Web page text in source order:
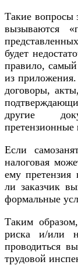
Такие вопросы
вызываются
будет
правило,
из приложения.
договоры,
другие
претензионные
Если
налоговая
ему претензия
ли заказчик
формальные
Таким
риска и/или
проводиться
трудовой